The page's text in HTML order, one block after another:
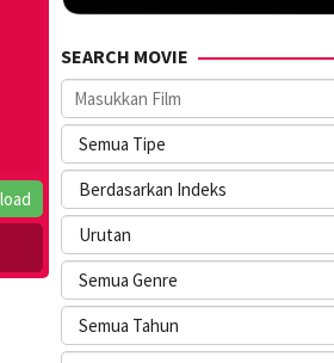
SEARCH MOVIE